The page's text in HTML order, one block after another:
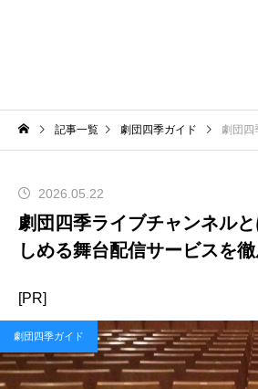
記事一覧 劇団四季ガイド 劇団四季ライブ
2026.05.22
劇団四季ライブチャンネル
しめる舞台配信サービスを
[PR]
劇団四季ガイド